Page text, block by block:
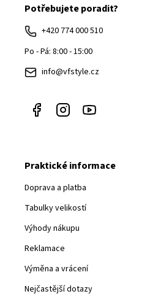
Potřebujete poradit?
+420 774 000 510
Po - Pá: 8:00 - 15:00
info@vfstyle.cz
Praktické informace
Doprava a platba
Tabulky velikostí
Výhody nákupu
Reklamace
Výměna a vrácení
Nejčastější dotazy